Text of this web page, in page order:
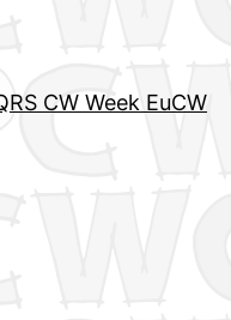
CW Week EuCW